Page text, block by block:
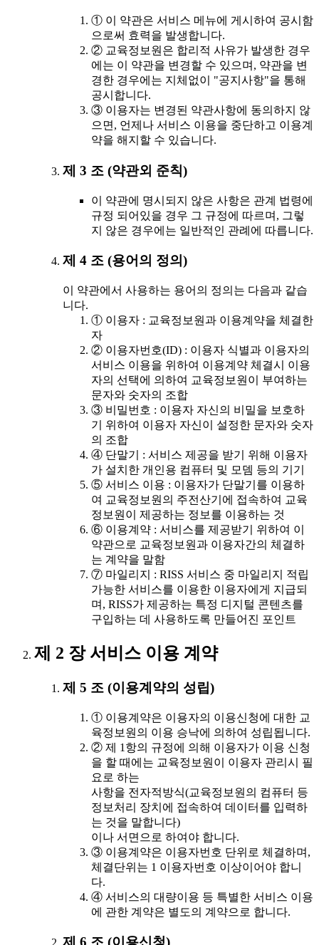
① 이 약관은 서비스 메뉴에 게시하여 공시함
으로써 효력을 발생합니다.
② 교육정보원은 합리적 사유가 발생한 경우
에는 이 약관을 변경할 수 있으며, 약관을 변
경한 경우에는 지체없이 "공지사항"을 통해
공시합니다.
③ 이용자는 변경된 약관사항에 동의하지 않
으면, 언제나 서비스 이용을 중단하고 이용계
약을 해지할 수 있습니다.
제 3 조 (약관외 준칙)
이 약관에 명시되지 않은 사항은 관계 법령에
규정 되어있을 경우 그 규정에 따르며, 그렇
지 않은 경우에는 일반적인 관례에 따릅니다.
제 4 조 (용어의 정의)
이 약관에서 사용하는 용어의 정의는 다음과 같습
니다.
① 이용자 : 교육정보원과 이용계약을 체결한
자
② 이용자번호(ID) : 이용자 식별과 이용자의
서비스 이용을 위하여 이용계약 체결시 이용
자의 선택에 의하여 교육정보원이 부여하는
문자와 숫자의 조합
③ 비밀번호 : 이용자 자신의 비밀을 보호하
기 위하여 이용자 자신이 설정한 문자와 숫자
의 조합
④ 단말기 : 서비스 제공을 받기 위해 이용자
가 설치한 개인용 컴퓨터 및 모뎀 등의 기기
⑤ 서비스 이용 : 이용자가 단말기를 이용하
여 교육정보원의 주전산기에 접속하여 교육
정보원이 제공하는 정보를 이용하는 것
⑥ 이용계약 : 서비스를 제공받기 위하여 이
약관으로 교육정보원과 이용자간의 체결하
는 계약을 말함
⑦ 마일리지 : RISS 서비스 중 마일리지 적립
가능한 서비스를 이용한 이용자에게 지급되
며, RISS가 제공하는 특정 디지털 콘텐츠를
구입하는 데 사용하도록 만들어진 포인트
제 2 장 서비스 이용 계약
제 5 조 (이용계약의 성립)
① 이용계약은 이용자의 이용신청에 대한 교
육정보원의 이용 승낙에 의하여 성립됩니다.
② 제 1항의 규정에 의해 이용자가 이용 신청
을 할 때에는 교육정보원이 이용자 관리시 필
요로 하는
사항을 전자적방식(교육정보원의 컴퓨터 등
정보처리 장치에 접속하여 데이터를 입력하
는 것을 말합니다)
이나 서면으로 하여야 합니다.
③ 이용계약은 이용자번호 단위로 체결하며,
체결단위는 1 이용자번호 이상이어야 합니
다.
④ 서비스의 대량이용 등 특별한 서비스 이용
에 관한 계약은 별도의 계약으로 합니다.